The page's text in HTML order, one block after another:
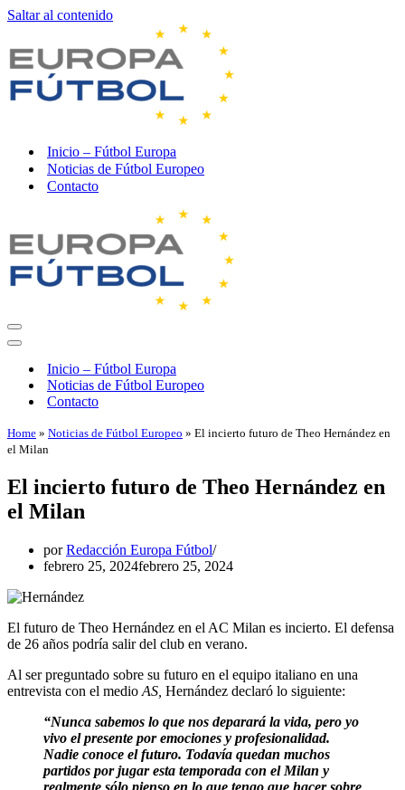
Saltar al contenido
Inicio – Fútbol Europa
Noticias de Fútbol Europeo
Contacto
Menú
de
Menú
navegaciónInicio – Fútbol Europa
Noticias de Fútbol Europeo
Contacto
Home » Noticias de Fútbol Europeo » El incierto futuro de Theo Hernández en
el Milan
El incierto futuro de Theo Hernández en
el Milan
porRedacción Europa Fútbol
febrero 25, 2024febrero 25, 2024
El futuro de Theo Hernández en el AC Milan es incierto. El defensa
de 26 años podría salir del club en verano.
Al ser preguntado sobre su futuro en el equipo italiano en una
entrevista con el medio AS, Hernández declaró lo siguiente:
“Nunca sabemos lo que nos deparará la vida, pero yo
vivo el presente por emociones y profesionalidad.
Nadie conoce el futuro. Todavía quedan muchos
partidos por jugar esta temporada con el Milan y
realmente sólo pienso en lo que tengo que hacer sobre